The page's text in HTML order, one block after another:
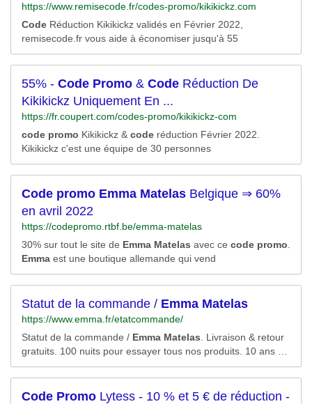
https://www.remisecode.fr/codes-promo/kikikickz.com
Code Réduction Kikikickz validés en Février 2022,
remisecode.fr vous aide à économiser jusqu'à 55
55% - Code Promo & Code Réduction De
Kikikickz Uniquement En ...
https://fr.coupert.com/codes-promo/kikikickz-com
code promo Kikikickz & code réduction Février 2022.
Kikikickz c'est une équipe de 30 personnes
Code promo Emma Matelas Belgique ⇒ 60%
en avril 2022
https://codepromo.rtbf.be/emma-matelas
30% sur tout le site de Emma Matelas avec ce code promo
Emma est une boutique allemande qui vend
Statut de la commande / Emma Matelas
https://www.emma.fr/etatcommande/
Statut de la commande / Emma Matelas . Livraison & retour
gratuits. 100 nuits pour essayer tous nos produits. 10 ans de
garantie sur nosmatelas.
Code Promo Lytess - 10 % et 5 € de réduction -